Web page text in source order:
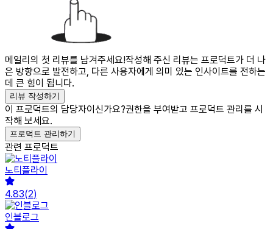
메일리의 첫 리뷰를 남겨주세요!작성해 주신 리뷰는 프로덕트가 더 나
은 방향으로 발전하고, 다른 사용자에게 의미 있는 인사이트를 전하는
데 큰 힘이 됩니다.
리뷰 작성하기
이 프로덕트의 담당자이신가요?권한을 부여받고 프로덕트 관리를 시
작해 보세요.
프로덕트 관리하기
관련 프로덕트
노티플라이
4.83(2)
인블로그